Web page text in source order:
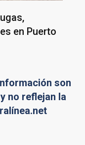
en Puerto
son
no reflejan la